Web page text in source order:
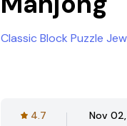
Classic Block Puzzle
4.7 Nov